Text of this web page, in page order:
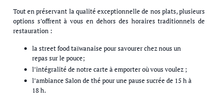
Tout en préservant la qualité exceptionnelle de nos plats, plusieurs
options s’offrent à vous en dehors des horaires traditionnels de
restauration :
la street food taïwanaise pour savourer chez nous un
repas sur le pouce;
l’intégralité de notre carte à emporter où vous voulez ;
l’ambiance Salon de thé pour une pause sucrée de 15 h à
18 h.